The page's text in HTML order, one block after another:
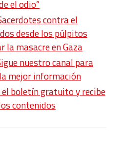
el odio”
contra el
desde los púlpitos
la masacre en Gaza
nuestro canal para
mejor información
boletín gratuito y recibe
contenidos